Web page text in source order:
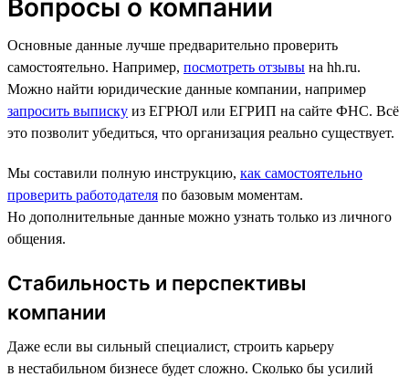
Вопросы о компании
Основные данные лучше предварительно проверить
самостоятельно. Например, посмотреть отзывы на hh.ru.
Можно найти юридические данные компании, например
запросить выписку из ЕГРЮЛ или ЕГРИП на сайте ФНС. Всё
это позволит убедиться, что организация реально существует.
Мы составили полную инструкцию, как самостоятельно
проверить работодателя по базовым моментам.
Но дополнительные данные можно узнать только из личного
общения.
Стабильность и перспективы
компании
Даже если вы сильный специалист, строить карьеру
в нестабильном бизнесе будет сложно. Сколько бы усилий